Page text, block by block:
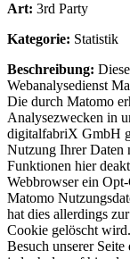
Art: 3rd Party
Kategorie: Statistik
Beschreibung:
Webanalysedienst
Die durch Matomo
Analysezwecken in
digitalfabriX GmbH
Nutzung Ihrer Daten
Funktionen hier
Webbrowser ein
Matomo
hat dies allerdings
Cookie gelöscht
Besuch unserer